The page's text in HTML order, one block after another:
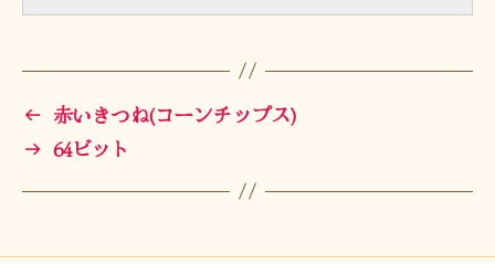
← 赤いきつね(コーンチップス)
→ 64ビット